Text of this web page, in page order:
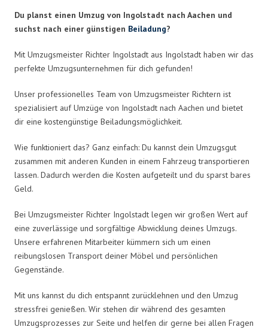
Du planst einen Umzug von Ingolstadt nach Aachen und
suchst nach einer günstigen Beiladung?
Mit Umzugsmeister Richter Ingolstadt aus Ingolstadt haben wir das
perfekte Umzugsunternehmen für dich gefunden!
Unser professionelles Team von Umzugsmeister Richtern ist
spezialisiert auf Umzüge von Ingolstadt nach Aachen und bietet
dir eine kostengünstige Beiladungsmöglichkeit.
Wie funktioniert das? Ganz einfach: Du kannst dein Umzugsgut
zusammen mit anderen Kunden in einem Fahrzeug transportieren
lassen. Dadurch werden die Kosten aufgeteilt und du sparst bares
Geld.
Bei Umzugsmeister Richter Ingolstadt legen wir großen Wert auf
eine zuverlässige und sorgfältige Abwicklung deines Umzugs.
Unsere erfahrenen Mitarbeiter kümmern sich um einen
reibungslosen Transport deiner Möbel und persönlichen
Gegenstände.
Mit uns kannst du dich entspannt zurücklehnen und den Umzug
stressfrei genießen. Wir stehen dir während des gesamten
Umzugsprozesses zur Seite und helfen dir gerne bei allen Fragen